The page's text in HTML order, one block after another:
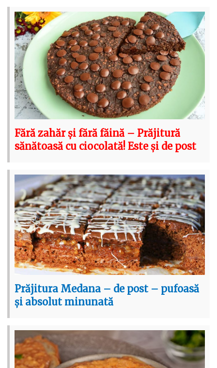
Fără zahăr și fără făină – Prăjitură
sănătoasă cu ciocolată! Este și de post
Prăjitura Medana – de post – pufoasă
și absolut minunată